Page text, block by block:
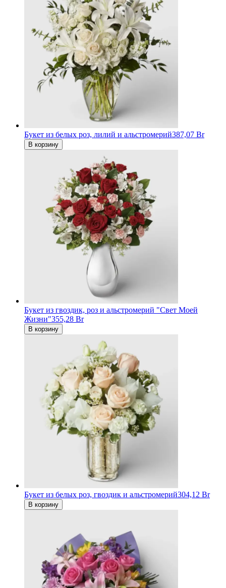
Букет из белых роз, лилий и альстромерий387,07 Br
В корзину
Букет из гвоздик, роз и альстромерий "Свет Моей
Жизни"355,28 Br
В корзину
Букет из белых роз, гвоздик и альстромерий304,12 Br
В корзину